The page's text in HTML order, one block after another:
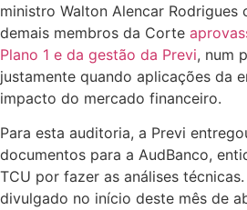
ministro Walton Alencar Rodrigues
demais membros da Corte
Plano 1 e da gestão da Previ, num
justamente quando aplicações da
impacto do mercado financeiro.
Para esta auditoria, a Previ
documentos para a AudBanco,
TCU por fazer as análises
divulgado no início deste mês de